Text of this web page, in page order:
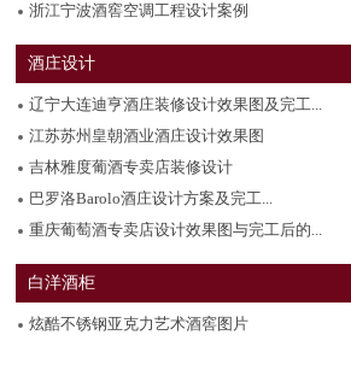
浙江宁波酒窖空调工程设计案例
酒庄设计
辽宁大连迪亨酒庄装修设计效果图及完工...
江苏苏州皇朝酒业酒庄设计效果图
吉林雅度葡酒专卖店装修设计
巴罗洛Barolo酒庄设计方案及完工...
重庆葡萄酒专卖店设计效果图与完工后的...
白洋酒柜
炫酷不锈钢亚克力艺术酒窖图片